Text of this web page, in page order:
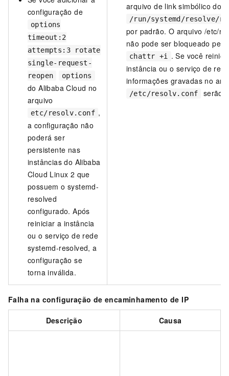
configuração de
options
timeout:2
attempts:3 rotate
single-request-
reopen
options
do Alibaba Cloud no
arquivo
etc/resolv.conf ,
a configuração não
poderá ser
persistente nas
instâncias do Alibaba
Cloud Linux 2 que
possuem o systemd-
resolved
configurado. Após
reiniciar a instância
ou o serviço de rede
systemd-resolved, a
configuração se
torna inválida.
arquivo de link simbólico do
/run/systemd/resolve/
por padrão. O arquivo /etc/
não pode ser bloqueado
chattr +i . Se você
instância ou o serviço de
informações gravadas no
/etc/resolv.conf serão
Falha na configuração de encaminhamento de IP
Descrição Causa